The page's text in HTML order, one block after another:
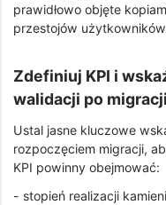
prawidłowo objęte
przestojów
Zdefiniuj KPI i
walidacji po migracji
Ustal jasne kluczowe
rozpoczęciem migracji,
KPI powinny obejmować:
- stopień realizacji